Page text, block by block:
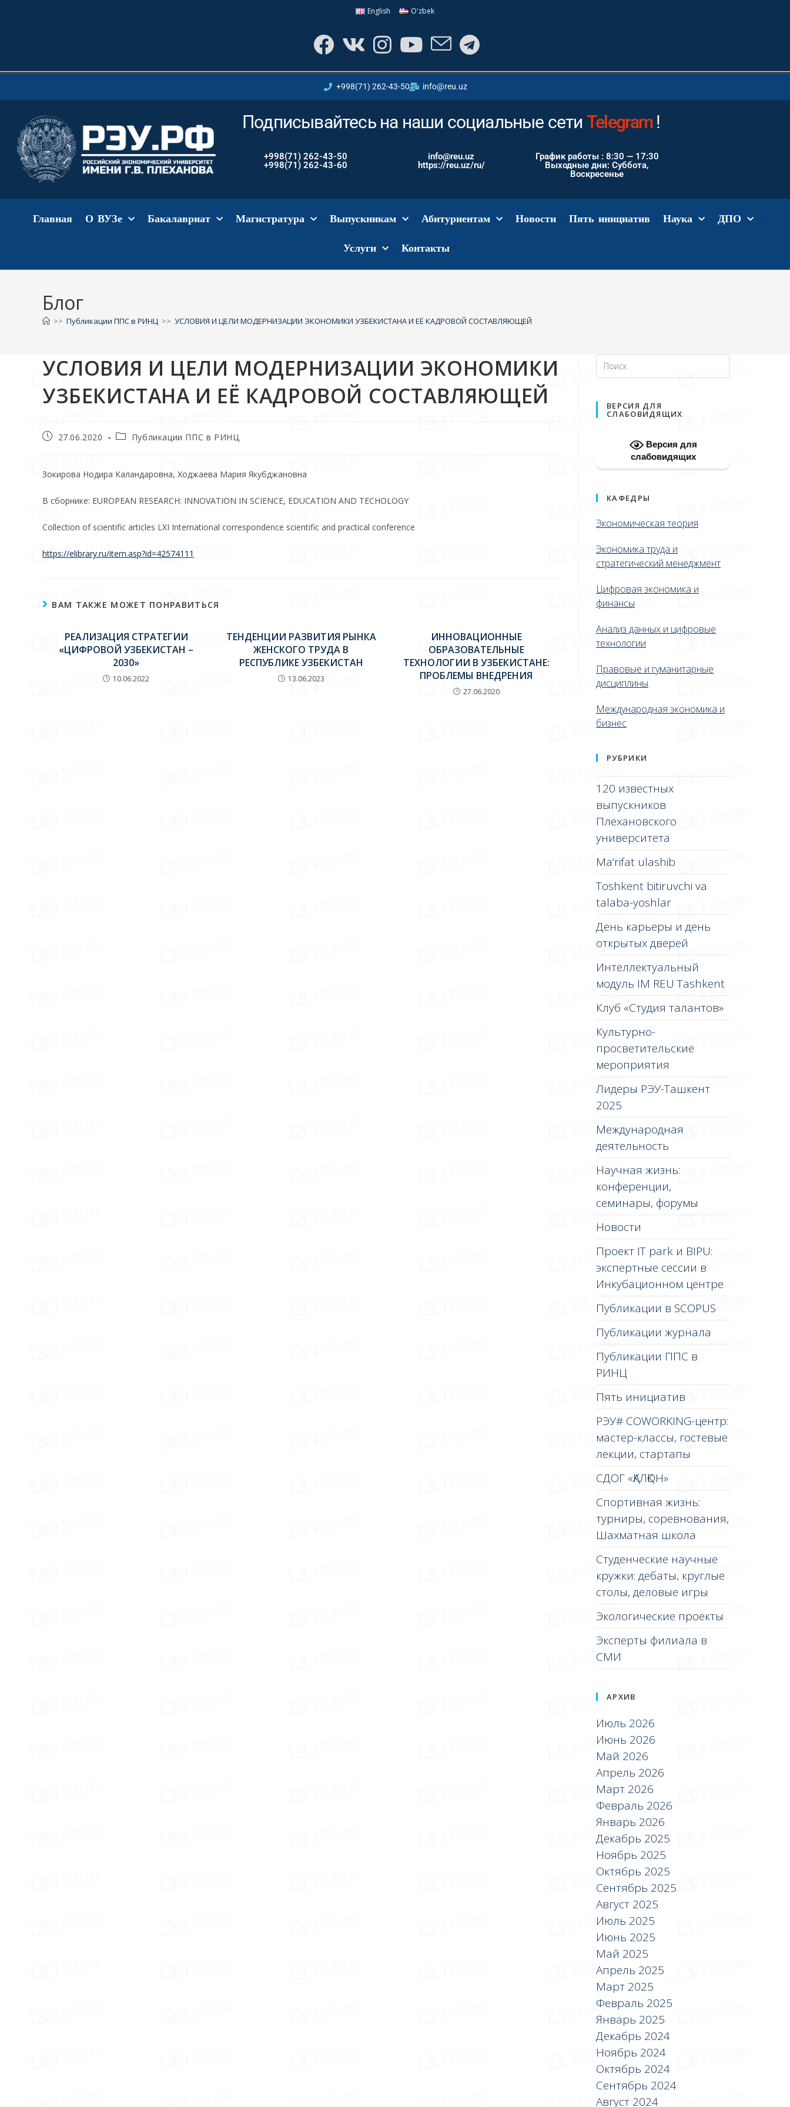
English Oʻzbek
+998(71) 262-43-50 info@reu.uz
Подписывайтесь на наши социальные сети Instagram !
+998(71) 262-43-50
+998(71) 262-43-60
info@reu.uz
https://reu.uz/ru/
График работы : 8:30 — 17:30
Выходные дни: Суббота,
Воскресенье
Главная О ВУЗе Бакалавриат Магистратура Выпускникам Абитуриентам Новости Пять инициатив Наука ДПО
Услуги Контакты
Блог
>> Публикации ППС в РИНЦ >> УСЛОВИЯ И ЦЕЛИ МОДЕРНИЗАЦИИ ЭКОНОМИКИ УЗБЕКИСТАНА И ЕЁ КАДРОВОЙ СОСТАВЛЯЮЩЕЙ
УСЛОВИЯ И ЦЕЛИ МОДЕРНИЗАЦИИ ЭКОНОМИКИ
УЗБЕКИСТАНА И ЕЁ КАДРОВОЙ СОСТАВЛЯЮЩЕЙ
27.06.2020 Публикации ППС в РИНЦ
Зокирова Нодира Каландаровна, Ходжаева Мария Якубджановна
В сборнике: EUROPEAN RESEARCH: INNOVATION IN SCIENCE, EDUCATION AND TECHOLOGY
Collection of scientific articles LXI International correspondence scientific and practical conference
https://elibrary.ru/item.asp?id=42574111
ВАМ ТАКЖЕ МОЖЕТ ПОНРАВИТЬСЯ
РЕАЛИЗАЦИЯ СТРАТЕГИИ
«ЦИФРОВОЙ УЗБЕКИСТАН –
2030»
10.06.2022
ТЕНДЕНЦИИ РАЗВИТИЯ РЫНКА
ЖЕНСКОГО ТРУДА В
РЕСПУБЛИКЕ УЗБЕКИСТАН
13.06.2023
ИННОВАЦИОННЫЕ
ОБРАЗОВАТЕЛЬНЫЕ
ТЕХНОЛОГИИ В УЗБЕКИСТАНЕ:
ПРОБЛЕМЫ ВНЕДРЕНИЯ
27.06.2020
ВЕРСИЯ ДЛЯ
СЛАБОВИДЯЩИХ
Версия для
слабовидящих
КАФЕДРЫ
Экономическая теория
Экономика труда и
стратегический менеджмент
Цифровая экономика и
финансы
Анализ данных и цифровые
технологии
Правовые и гуманитарные
дисциплины
Международная экономика и
бизнес
РУБРИКИ
120 известных
выпускников
Плехановского
университета
Ma’rifat ulashib
Toshkent bitiruvchi va
talaba-yoshlar
День карьеры и день
открытых дверей
Интеллектуальный
модуль IM REU Tashkent
Клуб «Студия талантов»
Культурно-
просветительские
мероприятия
Лидеры РЭУ-Ташкент
2025
Международная
деятельность
Научная жизнь:
конференции,
семинары, форумы
Новости
Проект IT park и BIPU:
экспертные сессии в
Инкубационном центре
Публикации в SCOPUS
Публикации журнала
Публикации ППС в
РИНЦ
Пять инициатив
РЭУ# COWORKING-центр:
мастер-классы, гостевые
лекции, стартапы
СДОГ «ҚАЛҚОН»
Спортивная жизнь:
турниры, соревнования,
Шахматная школа
Студенческие научные
кружки: дебаты, круглые
столы, деловые игры
Экологические проекты
Эксперты филиала в
СМИ
АРХИВ
Июль 2026
Июнь 2026
Май 2026
Апрель 2026
Март 2026
Февраль 2026
Январь 2026
Декабрь 2025
Ноябрь 2025
Октябрь 2025
Сентябрь 2025
Август 2025
Июль 2025
Июнь 2025
Май 2025
Апрель 2025
Март 2025
Февраль 2025
Январь 2025
Декабрь 2024
Ноябрь 2024
Октябрь 2024
Сентябрь 2024
Август 2024